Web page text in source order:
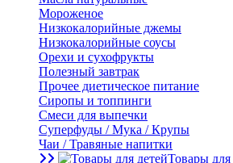
Мороженое
Низкокалорийные джемы
Низкокалорийные соусы
Орехи и сухофрукты
Полезный завтрак
Прочее диетическое питание
Сиропы и топпинги
Смеси для выпечки
Суперфуды / Мука / Крупы
Чаи / Травяные напитки
Товары для